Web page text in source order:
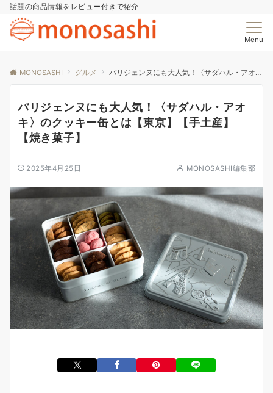
話題の商品情報をレビュー付きで紹介
Menu
MONOSASHI グルメ パリジェンヌにも大人気！〈サダハル・アオキ〉のクッキー缶とは【東京】【手土産】【焼き菓子】
パリジェンヌにも大人気！〈サダハル・アオ
キ〉のクッキー缶とは【東京】【手土産】
【焼き菓子】
2025年4月25日 MONOSASHI編集部